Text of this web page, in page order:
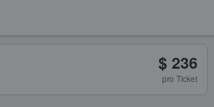
$ 236
pro Ticket